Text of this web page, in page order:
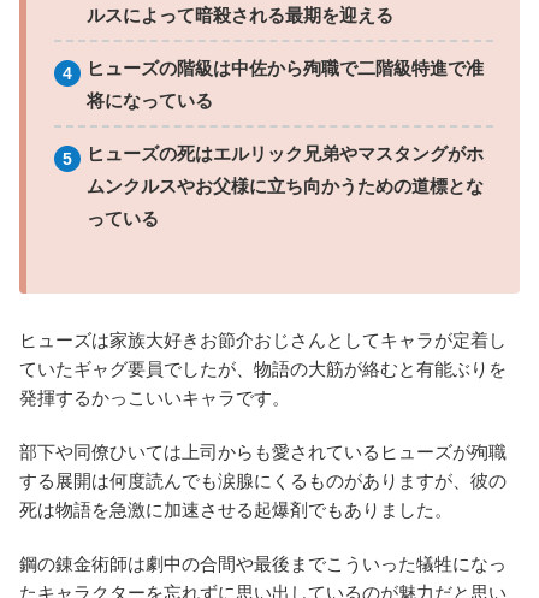
ルスによって暗殺される最期を迎える
ヒューズの階級は中佐から殉職で二階級特進で准
将になっている
ヒューズの死はエルリック兄弟やマスタングがホ
ムンクルスやお父様に立ち向かうための道標とな
っている
ヒューズは家族大好きお節介おじさんとしてキャラが定着し
ていたギャグ要員でしたが、物語の大筋が絡むと有能ぶりを
発揮するかっこいいキャラです。
部下や同僚ひいては上司からも愛されているヒューズが殉職
する展開は何度読んでも涙腺にくるものがありますが、彼の
死は物語を急激に加速させる起爆剤でもありました。
鋼の錬金術師は劇中の合間や最後までこういった犠牲になっ
たキャラクターを忘れずに思い出しているのが魅力だと思い